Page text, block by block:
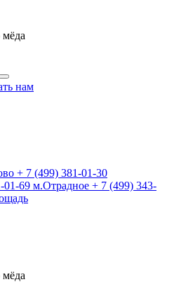
нам
+ 7 (499) 381-01-30
01-69 м.Отрадное + 7 (499) 343-